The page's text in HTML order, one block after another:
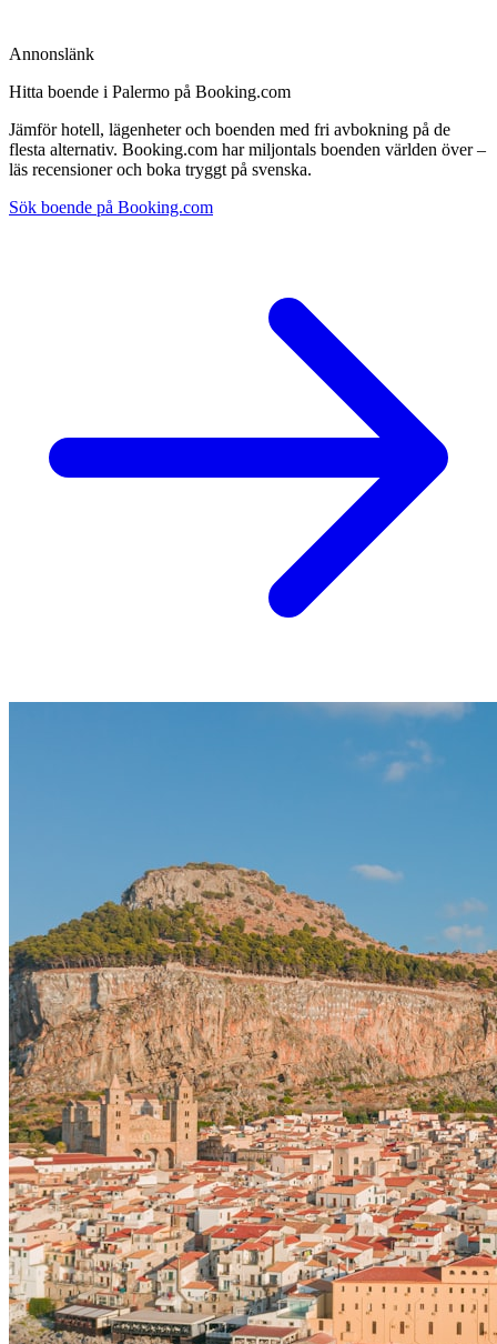
Annonslänk
Hitta boende i Palermo på Booking.com
Jämför hotell, lägenheter och boenden med fri avbokning på de
flesta alternativ. Booking.com har miljontals boenden världen över –
läs recensioner och boka tryggt på svenska.
Sök boende på Booking.com